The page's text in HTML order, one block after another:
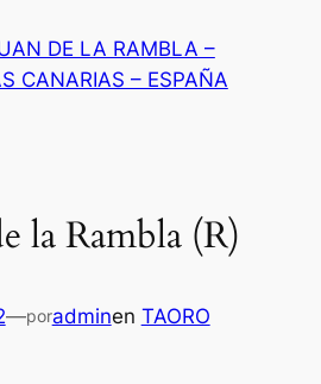
DE LA RAMBLA –
CANARIAS – ESPAÑA
la Rambla (R)
—poradminen TAORO